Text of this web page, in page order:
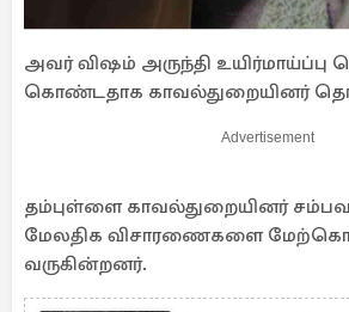
அவர் விஷம் அருந்தி உயிர்மாய்ப்பு
கொண்டதாக காவல்துறையினர்
Advertisement
தம்புள்ளை காவல்துறையினர்
மேலதிக விசாரணைகளை
வருகின்றனர்.